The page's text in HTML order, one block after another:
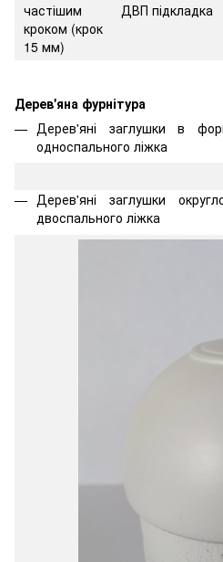
частішим
кроком (крок
15 мм)
ДВП підкладка
Дерев'яна фурнітура
Дерев'яні заглушки в
односпального ліжка
Дерев'яні заглушки
двоспального ліжка